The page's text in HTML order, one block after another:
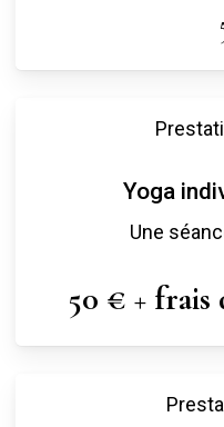
Yoga
Une
50 € +